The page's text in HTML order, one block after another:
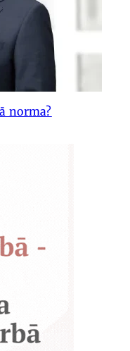
norma?